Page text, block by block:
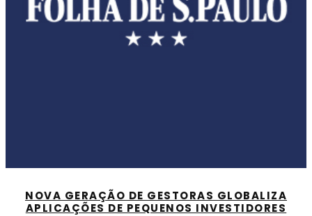
NOVA GERAÇÃO DE GESTORAS GLOBALIZA
APLICAÇÕES DE PEQUENOS INVESTIDORES